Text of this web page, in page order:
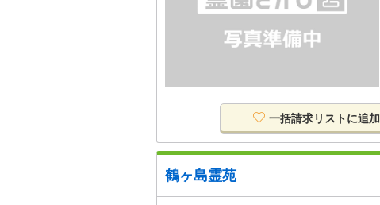
一括請求リストに追加
鶴ヶ島霊苑